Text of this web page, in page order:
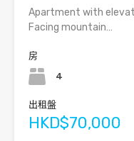
Apartment with
Facing mountain…
房
4
出租盤
HKD$70,000